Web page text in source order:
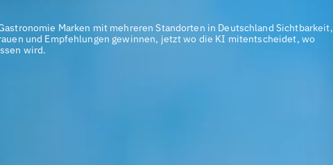
Marken mit mehreren Standorten in Deutschland Sichtbarkeit,
und Empfehlungen gewinnen, jetzt wo die KI mitentscheidet, wo
wird.